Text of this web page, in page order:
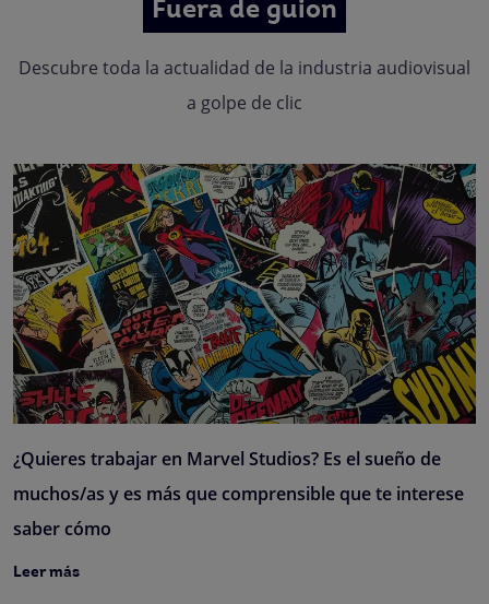
Fuera de guion
Descubre toda la actualidad de la industria audiovisual
a golpe de clic
¿Quieres trabajar en Marvel Studios? Es el sueño de
muchos/as y es más que comprensible que te interese
saber cómo
Leer más